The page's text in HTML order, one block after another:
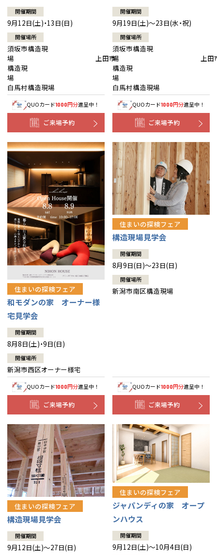
開催期間
9月12日(土)・13日(日)
開催場所
須坂市構造現
場 上田市
構造現
場
白馬村構造現場
QUOカード1000円分進呈中！
ご来場予約
開催期間
9月19日(土)～23日(水・祝)
開催場所
須坂市構造現
場 上田
構造現
白馬村構造現場
QUOカード1000円分進呈中！
ご来場予約
住まいの探検フェア
和モダンの家 オーナー様
宅見学会
開催期間
8月8日(土)・9日(日)
開催場所
新潟市西区オーナー様宅
QUOカード1000円分進呈中！
ご来場予約
住まいの探検フェア
構造現場見学会
開催期間
8月9日(日)～23日(日)
開催場所
新潟市南区構造現場
QUOカード1000円分進呈中！
ご来場予約
住まいの探検フェア
構造現場見学会
開催期間
9月12日(土)～27日(日)
住まいの探検フェア
ジャパンディの家 オープ
ンハウス
開催期間
9月12日(土)～10月4日(日)